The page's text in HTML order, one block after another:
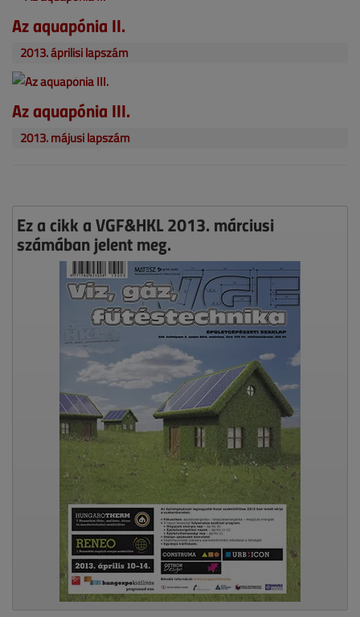
Az aquapónia II.
2013. áprilisi lapszám
Az aqua­pónia III.
2013. májusi lapszám
Ez a cikk a VGF&HKL 2013. márciusi
számában jelent meg.